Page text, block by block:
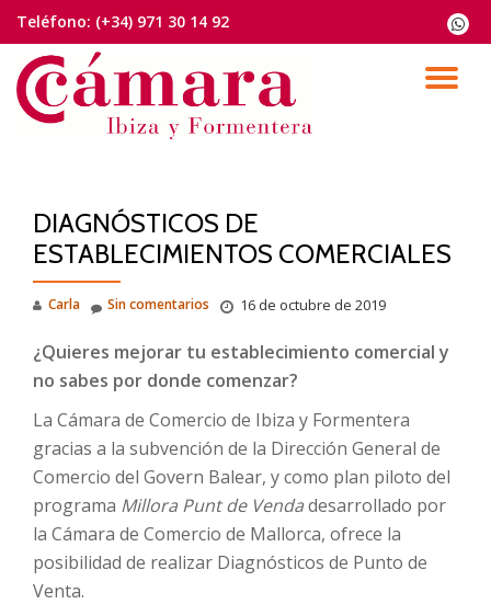
Saltar
contenido
Teléfono: (+34) 971 30 14 92
fa-
DIAGNÓSTICOS DE
ESTABLECIMIENTOS COMERCIALES
Carla 16 de octubre de 2019
Sin comentarios
¿Quieres mejorar tu establecimiento comercial y
no sabes por donde comenzar?
La Cámara de Comercio de Ibiza y Formentera
gracias a la subvención de la Dirección General de
Comercio del Govern Balear, y como plan piloto del
programa Millora Punt de Vendadesarrollado por
la Cámara de Comercio de Mallorca, ofrece la
posibilidad de realizar Diagnósticos de Punto de
Venta.